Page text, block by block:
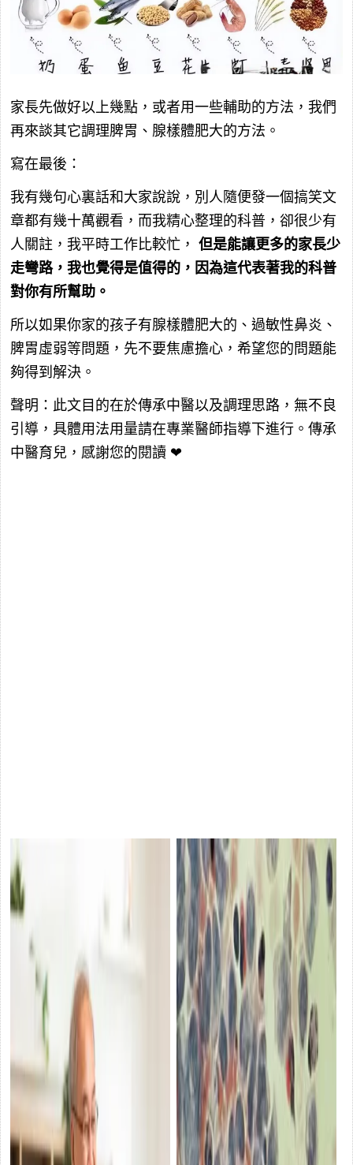
家長先做好以上幾點，或者用一些輔助的方法，我們
再來談其它調理脾胃、腺樣體肥大的方法。
寫在最後：
我有幾句心裏話和大家說說，別人隨便發一個搞笑文
章都有幾十萬觀看，而我精心整理的科普，卻很少有
人關註，我平時工作比較忙， 但是能讓更多的家長少
走彎路，我也覺得是值得的，因為這代表著我的科普
對你有所幫助。
所以如果你家的孩子有腺樣體肥大的、過敏性鼻炎、
脾胃虛弱等問題，先不要焦慮擔心，希望您的問題能
夠得到解決。
聲明：此文目的在於傳承中醫以及調理思路，無不良
引導，具體用法用量請在專業醫師指導下進行。傳承
中醫育兒，感謝您的閱讀 ❤